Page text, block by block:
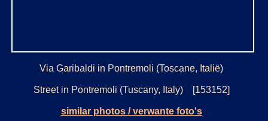
Via Garibaldi in Pontremoli (Toscane, Italië)
Street in Pontremoli (Tuscany, Italy) [153152]
similar photos / verwante foto's